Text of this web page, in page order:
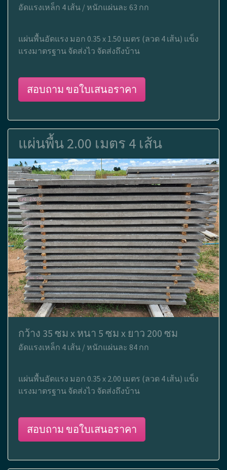
อัดแรงเหล็ก 4 เส้น / หนักแผ่นละ 63 กก
แผ่นพื้นอัดแรง มอก 0.35 x 1.50 เมตร (ลวด 4 เส้น) แข็ง
แรงมาตรฐาน จัดส่งไว จัดส่งถึงบ้าน
สอบถาม ขอใบเสนอราคา
แผ่นพื้น 2.00 เมตร 4 เส้น
กว้าง 35 ซม x หนา 5 ซม x ยาว 200 ซม
อัดแรงเหล็ก 4 เส้น / หนักแผ่นละ 84 กก
แผ่นพื้นอัดแรง มอก 0.35 x 2.00 เมตร (ลวด 4 เส้น) แข็ง
แรงมาตรฐาน จัดส่งไว จัดส่งถึงบ้าน
สอบถาม ขอใบเสนอราคา